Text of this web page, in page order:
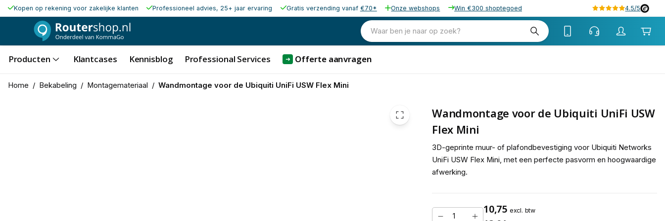
Kopen op rekening voor zakelijke klanten Professioneel advies, 25+ jaar ervaring Gratis verzending vanaf €70* Onze webshops Win €300 shoptegoed 4.5/5
Waar ben je naar op zoek?
Producten Klantcases Kennisblog Professional Services ➜ Offerte aanvragen
Home / Bekabeling / Montagemateriaal / Wandmontage voor de Ubiquiti UniFi USW Flex Mini
Wandmontage voor de Ubiquiti UniFi USW
Flex Mini
3D-geprinte muur- of plafondbevestiging voor Ubiquiti Networks
UniFi USW Flex Mini, met een perfecte pasvorm en hoogwaardige
afwerking.
10,75 excl. btw
10,75 excl. btw
13,01 incl. btw